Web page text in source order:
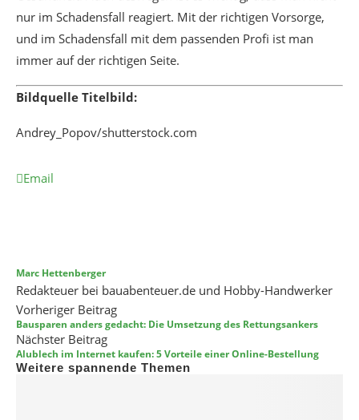
nur im Schadensfall reagiert. Mit der richtigen Vorsorge,
und im Schadensfall mit dem passenden Profi ist man
immer auf der richtigen Seite.
Bildquelle Titelbild:
Andrey_Popov/shutterstock.com
Email
Marc Hettenberger
Redakteuer bei bauabenteuer.de und Hobby-Handwerker
Vorheriger Beitrag
Bausparen anders gedacht: Die Umsetzung des Rettungsankers
Nächster Beitrag
Alublech im Internet kaufen: 5 Vorteile einer Online-Bestellung
Weitere spannende Themen